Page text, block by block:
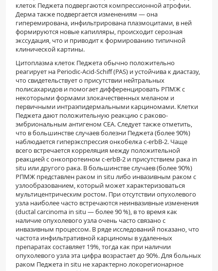
клеток Педжета подвергаются компрессионной ат­рофии.
Дерма также подвергается изменениям — она
гиперемирована, инфильтрирована плазмоцитами, в ней
формируются новые капилляры, про­исходит серозная
экссудация, что и приводит к формированию типичной
клинической картины.
Цитоплазма клеток Педжета обычно положи­тельно
реагирует на Periodic-Acid-Schiff (PAS) и ус­тойчива к диастазу,
что свидетельствует о присутст­вии нейтральных
полисахаридов и помогает диф­ференцировать РПМЖ с
некоторыми формами зло­качественных меланом и
первичными интраэпидермальными карциномами. Клетки
Педжета дают положительную реакцию с раково-
эмбриональным антигеном CEA. Следует также отметить,
что в большинстве случаев болезни Педжета (более 90%)
наблюдается гиперэкспрессия онкобелка c-erbB-2. Чаще
всего встречается корреляция между поло­жительной
реакцией с онкопротеином c-erbB-2 и присутствием рака in
situ или другого рака. В боль­шинстве случаев (более 90%)
РПМЖ представлен раком in situ либо инвазивным раком с
узлообразованием, который может характеризоваться
мультицентрическим ростом. При отсутствии опухолево­го
узла наиболее часто встречаются неинвазивные изменения
(ductal carcinoma in situ — более 90 %), в то время как
наличие опухолевого узла очень часто связано с
инвазивным процессом. В ряде исследо­ваний показано, что
частота инфильтративной кар­циномы в удаленных
препаратах составляет 19%, тогда как при наличии
опухолевого узла эта цифра возрастает до 90%. Для больных
раком Педжета in situ не характерно локорегионарное